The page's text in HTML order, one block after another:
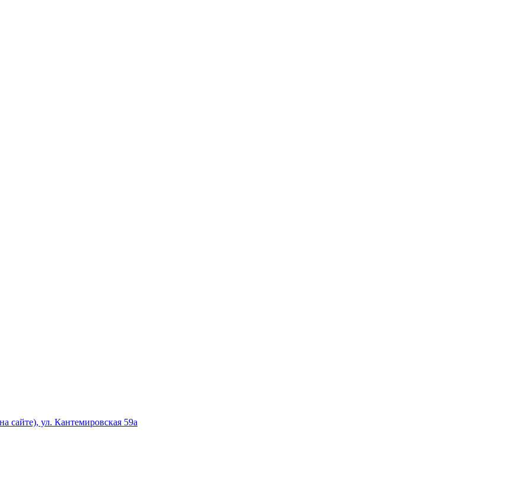
сайте), ул. Кантемировская 59а